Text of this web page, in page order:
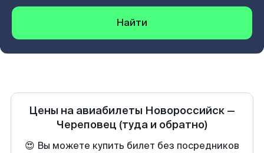
Найти
Цены на авиабилеты Новороссийск —
Череповец (туда и обратно)
😍 Вы можете купить билет без посредников